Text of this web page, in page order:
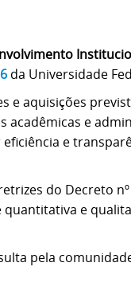
da Universidade
aquisições
e
e
do Decreto
quantitativa e
pela